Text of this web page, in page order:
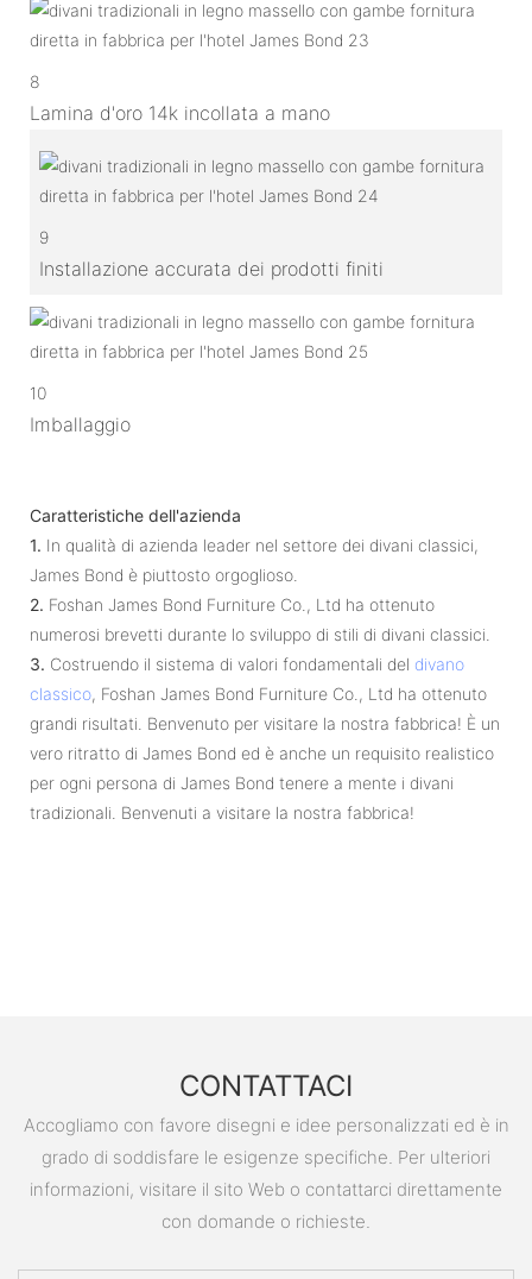
8
Lamina d'oro 14k incollata a mano
9
Installazione accurata dei prodotti finiti
10
Imballaggio
Caratteristiche dell'azienda
1. In qualità di azienda leader nel settore dei divani classici,
James Bond è piuttosto orgoglioso.
2. Foshan James Bond Furniture Co., Ltd ha ottenuto
numerosi brevetti durante lo sviluppo di stili di divani classici.
3. Costruendo il sistema di valori fondamentali del divano
classico, Foshan James Bond Furniture Co., Ltd ha ottenuto
grandi risultati. Benvenuto per visitare la nostra fabbrica! È un
vero ritratto di James Bond ed è anche un requisito realistico
per ogni persona di James Bond tenere a mente i divani
tradizionali. Benvenuti a visitare la nostra fabbrica!
CONTATTACI
Accogliamo con favore disegni e idee personalizzati ed è in
grado di soddisfare le esigenze specifiche. Per ulteriori
informazioni, visitare il sito Web o contattarci direttamente
con domande o richieste.